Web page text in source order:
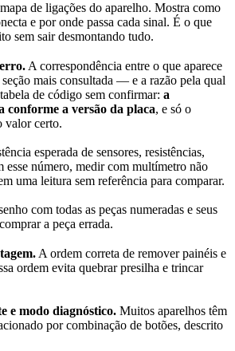
de ligações do aparelho. Mostra como
e por onde passa cada sinal. É o que
sem sair desmontando tudo.
A correspondência entre o que aparece
mais consultada — e a razão pela qual
de código sem confirmar: a
conforme a versão da placa, e só o
valor certo.
esperada de sensores, resistências,
esse número, medir com multímetro não
uma leitura sem referência para comparar.
com todas as peças numeradas e seus
a peça errada.
A ordem correta de remover painéis e
ordem evita quebrar presilha e trincar
e modo diagnóstico. Muitos aparelhos têm
por combinação de botões, descrito